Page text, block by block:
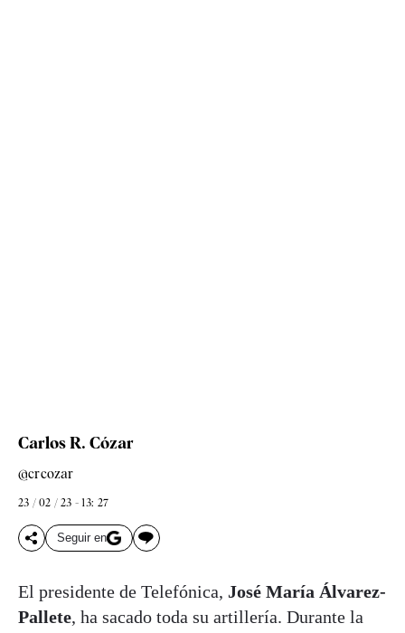
Carlos R. Cózar
@crcozar
23 / 02 / 23 - 13: 27
Seguir en
El presidente de Telefónica, José María Álvarez-
Pallete, ha sacado toda su artillería. Durante la